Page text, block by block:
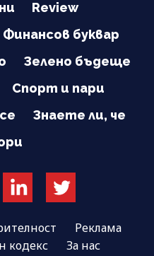
Review
Финансов буквар
Зелено бъдеще
Спорт и пари
Знаете ли, че
Реклама
кодекс За нас